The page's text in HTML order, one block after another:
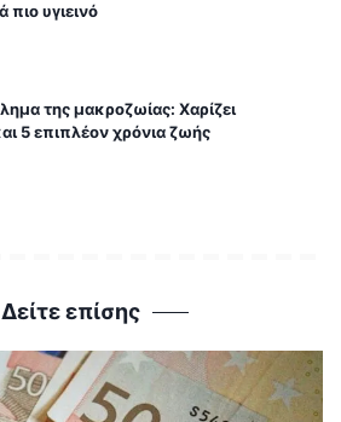
πιο υγιεινό
της μακροζωίας: Χαρίζει
5 επιπλέον χρόνια ζωής
Δείτε επίσης